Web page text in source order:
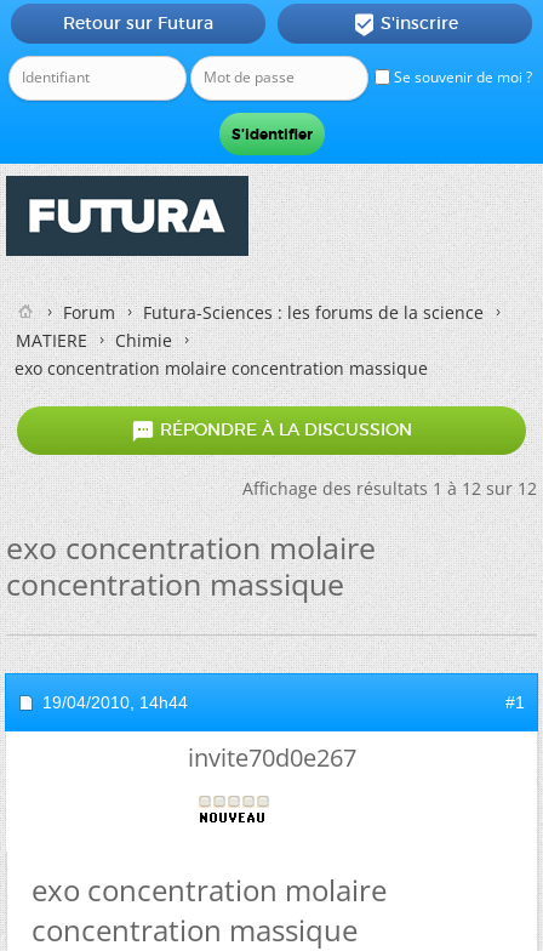
Se souvenir de moi ?
Retour sur Futura  S'inscrire
Forum
Futura-Sciences : les forums de la science
MATIERE
Chimie
exo concentration molaire concentration massique
 RÉPONDRE À LA DISCUSSION
Affichage des résultats 1 à 12 sur 12
exo concentration molaire
concentration massique
19/04/2010, 14h44 #1
invite70d0e267
exo concentration molaire
concentration massique